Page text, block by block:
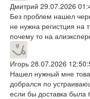
Дмитрий 29.07.2026
Без проблем нашел
не нужна регистция на
почему то на
Игорь 28.07.2026
Нашел нужный мне
добрался по
если бы доставка была